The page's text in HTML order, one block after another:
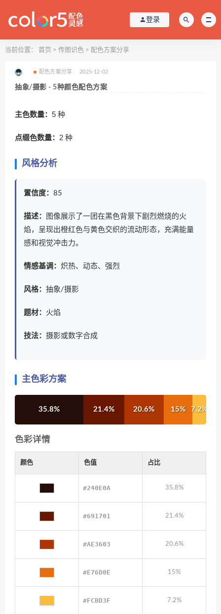
登录
当前位置： 首页 > 传图识色 > 配色方案分享
配色方案分享 2025-12-02
抽象/摄影 - 5种颜色配色方案
主色数量： 5 种
点缀色数量： 2 种
风格分析
置信度： 85
描述：
图像展示了一团在黑色背景下剧烈燃烧的火
焰，呈现出橙红色与黄色交织的流动形态，充满能量
感和视觉冲击力。
情感基调： 炽热、动态、强烈
风格： 抽象/摄影
题材： 火焰
技法： 摄影或数字合成
主色彩方案
35.8% 21.4% 20.6% 15% 7.2%
色彩详情
颜色 色值 占比
#240E0A 35.8%
#691701 21.4%
#AE3603 20.6%
#E76D0E 15%
#FCBD3F 7.2%